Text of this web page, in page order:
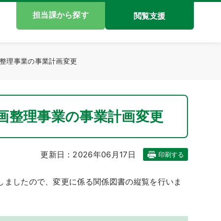
担当課から探す 閲覧支援
理事業の事業計画変更
整理事業の事業計画変更
更新日：2026年06月17日 印刷する
したので、変更に係る関係図書の縦覧を行いま